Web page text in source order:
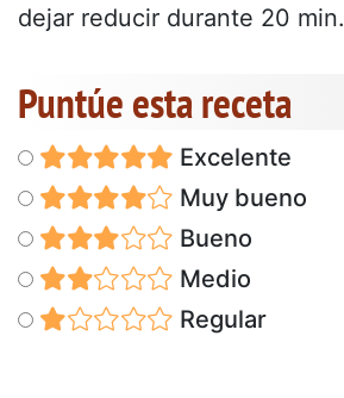
dejar reducir durante 20 min.
Puntúe esta receta
Excelente
Muy bueno
Bueno
Medio
Regular